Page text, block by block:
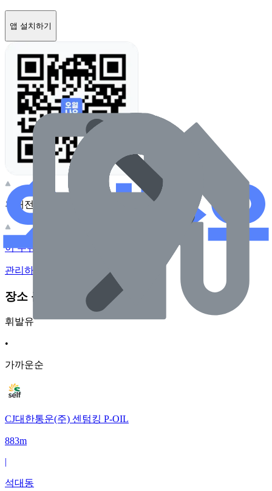
앱 설치하기
휴대전화 카메라로 찍어보세요
이 주유소의 사장님이신가요?
관리하기
장소 근처 주유소
휘발유
•
가까운순
CJ대한통운(주) 센텀킹 P-OIL
883m
|
석대동